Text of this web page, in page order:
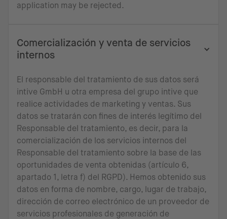
application may be rejected.
Comercialización y venta de servicios
internos
El responsable del tratamiento de sus datos será
intive GmbH u otra empresa del grupo intive que
realice actividades de marketing y ventas. Sus
datos se tratarán con fines de interés legítimo del
Responsable del tratamiento, es decir, para la
comercialización de los servicios internos del
Responsable del tratamiento sobre la base de las
oportunidades de venta obtenidas (artículo 6,
apartado 1, letra f) del RGPD). Hemos obtenido sus
datos en forma de nombre, cargo, lugar de trabajo,
dirección de correo electrónico de un proveedor de
servicios profesionales de generación de